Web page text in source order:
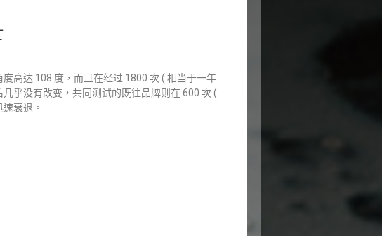
度高达 108 度，而且在经过 1800 次 ( 相当于一年
几乎没有改变，共同测试的既往品牌则在 600 次 (
衰退。